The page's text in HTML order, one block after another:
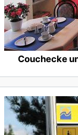
Couchecke